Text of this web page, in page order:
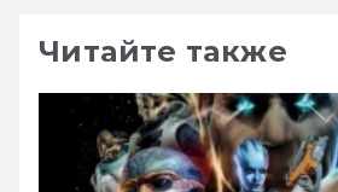
Читайте также